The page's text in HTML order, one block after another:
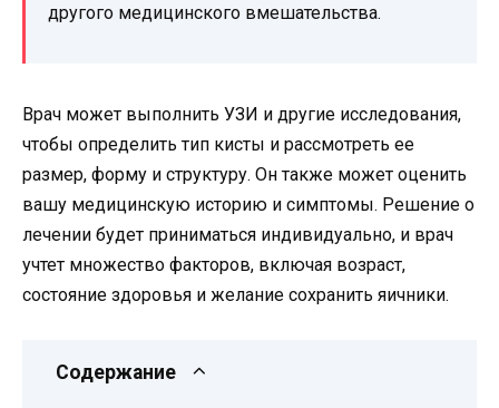
другого медицинского вмешательства.
Врач может выполнить УЗИ и другие исследования,
чтобы определить тип кисты и рассмотреть ее
размер, форму и структуру. Он также может оценить
вашу медицинскую историю и симптомы. Решение о
лечении будет приниматься индивидуально, и врач
учтет множество факторов, включая возраст,
состояние здоровья и желание сохранить яичники.
Содержание